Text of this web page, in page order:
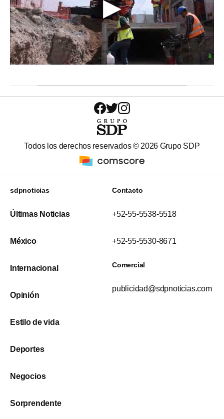
Todos los derechos reservados © 2026 Grupo SDP
sdpnoticias
Últimas Noticias
México
Internacional
Opinión
Estilo de vida
Deportes
Negocios
Sorprendente
Contacto
+52-55-5538-5518
+52-55-5530-8671
Comercial
publicidad@sdpnoticias.com